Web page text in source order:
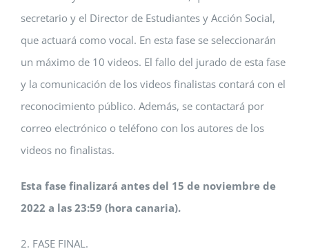
secretario y el Director de Estudiantes y Acción Social,
que actuará como vocal. En esta fase se seleccionarán
un máximo de 10 videos. El fallo del jurado de esta fase
y la comunicación de los videos finalistas contará con el
reconocimiento público. Además, se contactará por
correo electrónico o teléfono con los autores de los
videos no finalistas.
Esta fase finalizará antes del 15 de noviembre de
2022 a las 23:59 (hora canaria).
2. FASE FINAL.